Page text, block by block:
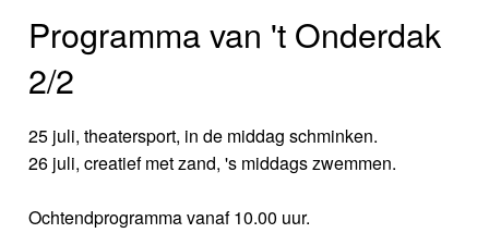
Programma van 't Onderdak
2/2
25 juli, theatersport, in de middag schminken.
26 juli, creatief met zand, 's middags zwemmen.
Ochtendprogramma vanaf 10.00 uur.